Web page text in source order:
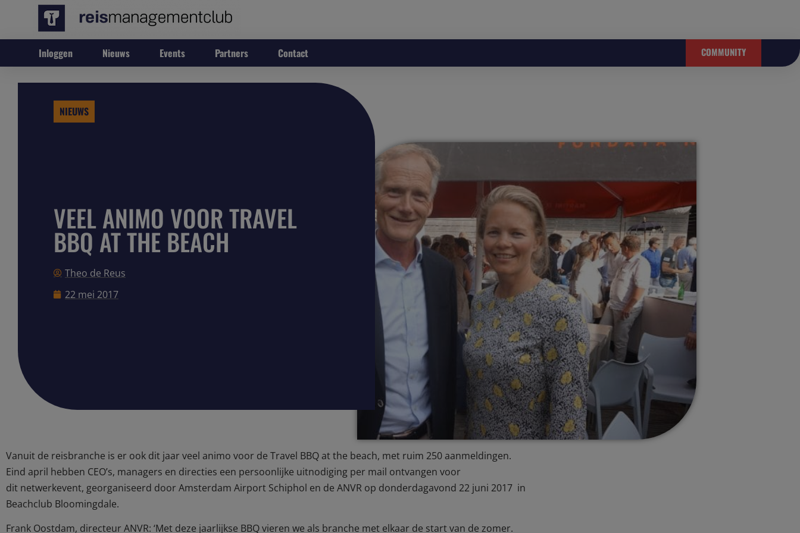
Inloggen Nieuws Events Partners Contact COMMUNITY
NIEUWS
VEEL ANIMO VOOR TRAVEL
BBQ AT THE BEACH
Theo de Reus
22 mei 2017
Vanuit de reisbranche is er ook dit jaar veel animo voor de Travel BBQ at the beach, met ruim 250 aanmeldingen.
Eind april hebben CEO’s, managers en directies een persoonlijke uitnodiging per mail ontvangen voor
dit netwerkevent, georganiseerd door Amsterdam Airport Schiphol en de ANVR op donderdagavond 22 juni 2017 in
Beachclub Bloomingdale.
Frank Oostdam, directeur ANVR: ‘Met deze jaarlijkse BBQ vieren we als branche met elkaar de start van de zomer.